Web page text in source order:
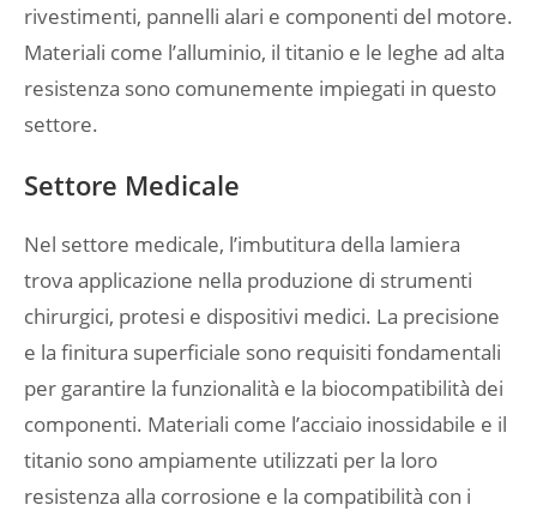
rivestimenti, pannelli alari e componenti del motore.
Materiali come l’alluminio, il titanio e le leghe ad alta
resistenza sono comunemente impiegati in questo
settore.
Settore Medicale
Nel settore medicale, l’imbutitura della lamiera
trova applicazione nella produzione di strumenti
chirurgici, protesi e dispositivi medici. La precisione
e la finitura superficiale sono requisiti fondamentali
per garantire la funzionalità e la biocompatibilità dei
componenti. Materiali come l’acciaio inossidabile e il
titanio sono ampiamente utilizzati per la loro
resistenza alla corrosione e la compatibilità con i